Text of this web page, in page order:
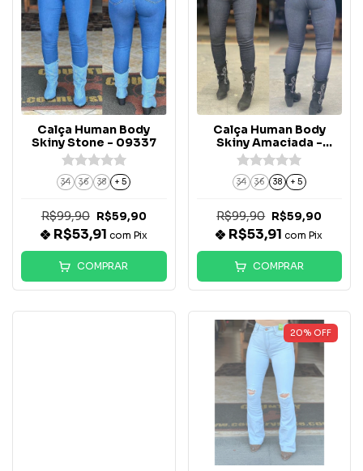
Calça Human Body
Skiny Stone - 09337
34 36 38 + 5
R$99,90 R$59,90
R$53,91 com Pix
COMPRAR
Calça Human Body
Skiny Amaciada -
09881
34 36 38 + 5
R$99,90 R$59,90
R$53,91com Pix
COMPRAR
20% OFF